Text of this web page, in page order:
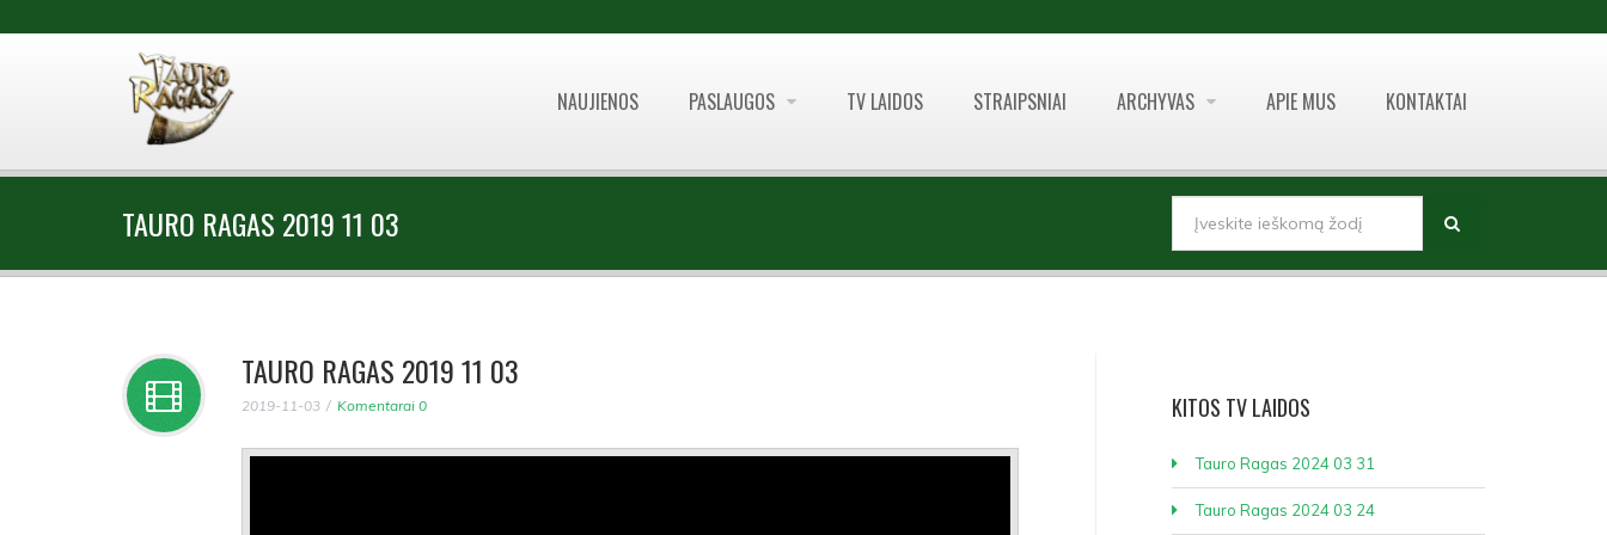
NAUJIENOS PASLAUGOS TV LAIDOS STRAIPSNIAI ARCHYVAS APIE MUS KONTAKTAI
TAURO RAGAS 2019 11 03 PAIEŠKOS FORMA
TAURO RAGAS 2019 11 03
2019-11-03 Komentarai 0 KITOS TV LAIDOS
Tauro Ragas 2024 03 31
Tauro Ragas 2024 03 24